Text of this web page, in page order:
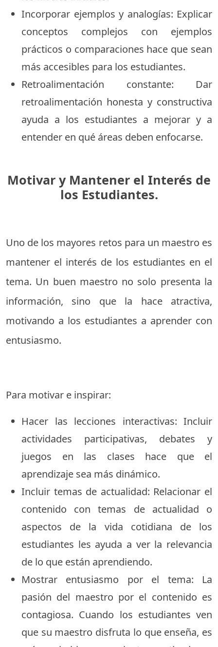
Incorporar ejemplos y analogías: Explicar
conceptos complejos con ejemplos
prácticos o comparaciones hace que sean
más accesibles para los estudiantes.
Retroalimentación constante: Dar
retroalimentación honesta y constructiva
ayuda a los estudiantes a mejorar y a
entender en qué áreas deben enfocarse.
Motivar y Mantener el Interés de
los Estudiantes.
Uno de los mayores retos para un maestro es
mantener el interés de los estudiantes en el
tema. Un buen maestro no solo presenta la
información, sino que la hace atractiva,
motivando a los estudiantes a aprender con
entusiasmo.
Para motivar e inspirar:
Hacer las lecciones interactivas: Incluir
actividades participativas, debates y
juegos en las clases hace que el
aprendizaje sea más dinámico.
Incluir temas de actualidad: Relacionar el
contenido con temas de actualidad o
aspectos de la vida cotidiana de los
estudiantes les ayuda a ver la relevancia
de lo que están aprendiendo.
Mostrar entusiasmo por el tema: La
pasión del maestro por el contenido es
contagiosa. Cuando los estudiantes ven
que su maestro disfruta lo que enseña, es